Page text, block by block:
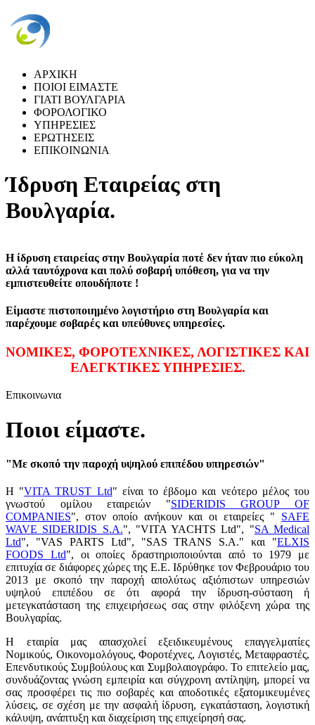
ΑΡΧΙΚΗ
ΠΟΙΟΙ ΕΙΜΑΣΤΕ
ΓΙΑΤΙ ΒΟΥΛΓΑΡΙΑ
ΦΟΡΟΛΟΓΙΚΟ
ΥΠΗΡΕΣΙΕΣ
ΕΡΩΤΗΣΕΙΣ
ΕΠΙΚΟΙΝΩΝΙΑ
Ίδρυση Εταιρείας στη
Βουλγαρία.
Ηίδρυση εταιρείας στην Βουλγαρία ποτέ δεν ήταν πιο εύκολη
αλλά ταυτόχρονα και πολύ σοβαρή υπόθεση, για να την
εμπιστευθείτε οπουδήποτε !
Είμαστε πιστοποιημένο λογιστήριο στη Βουλγαρία και
παρέχουμε σοβαρές και υπεύθυνες υπηρεσίες.
ΝΟΜΙΚΕΣ, ΦΟΡΟΤΕΧΝΙΚΕΣ, ΛΟΓΙΣΤΙΚΕΣ ΚΑΙ
ΕΛΕΓΚΤΙΚΕΣ ΥΠΗΡΕΣΙΕΣ.
Επικοινωνια
Ποιοι είμαστε.
"Με σκοπό την παροχή υψηλού επιπέδου υπηρεσιών"
Η "VITA TRUST Ltd" είναι το έβδομο και νεότερο μέλος του
γνωστού ομίλου εταιρειών "SIDERIDIS GROUP OF
COMPANIES", στον οποίο ανήκουν και οι εταιρείες " SAFE
WAVE SIDERIDIS S.A.", "VITA YACHTS Ltd", "SA Medical
Ltd", "VAS PARTS Ltd", "SAS TRANS S.A." και "ELXIS
FOODS Ltd", οι οποίες δραστηριοποιούνται από το 1979 με
επιτυχία σε διάφορες χώρες της Ε.Ε. Ιδρύθηκε τον Φεβρουάριο του
2013 με σκοπό την παροχή απολύτως αξιόπιστων υπηρεσιών
υψηλού επιπέδου σε ότι αφορά την ίδρυση-σύσταση ή
μετεγκατάσταση της επιχειρήσεως σας στην φιλόξενη χώρα της
Βουλγαρίας.
Η εταιρία μας απασχολεί εξειδικευμένους επαγγελματίες
Νομικούς, Οικονομολόγους, Φοροτέχνες, Λογιστές, Μεταφραστές,
Επενδυτικούς Συμβούλους και Συμβολαιογράφο. Το επιτελείο μας,
συνδυάζοντας γνώση εμπειρία και σύγχρονη αντίληψη, μπορεί να
σας προσφέρει τις πιο σοβαρές και αποδοτικές εξατομικευμένες
λύσεις, σε σχέση με την ασφαλή ίδρυση, εγκατάσταση, λογιστική
κάλυψη, ανάπτυξη και διαχείριση της επιχείρησή σας.